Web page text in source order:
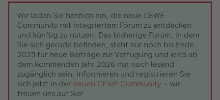
Wir laden Sie herzlich ein, die neue CEWE
Community mit integriertem Forum zu entdecken
und künftig zu nutzen. Das bisherige Forum, in dem
Sie sich gerade befinden, steht nur noch bis Ende
2025 für neue Beiträge zur Verfügung und wird ab
dem kommenden Jahr 2026 nur noch lesend
zugänglich sein. Informieren und registrieren Sie
sich jetzt in der neuen CEWE Community – wir
freuen uns auf Sie!